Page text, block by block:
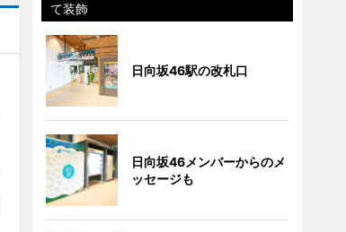
て装飾
日向坂46駅の改札口
日向坂46メンバーからのメ
ッセージも